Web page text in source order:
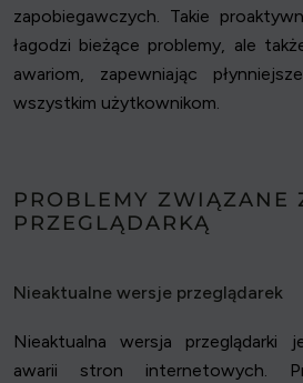
zapobiegawczych. Takie
łagodzi bieżące problemy, ale
awariom, zapewniając
wszystkim użytkownikom.
PROBLEMY ZWIĄZANE
PRZEGLĄDARKĄ
Nieaktualne wersje przeglądarek
Nieaktualna wersja przeglądarki
awarii stron internetowych.